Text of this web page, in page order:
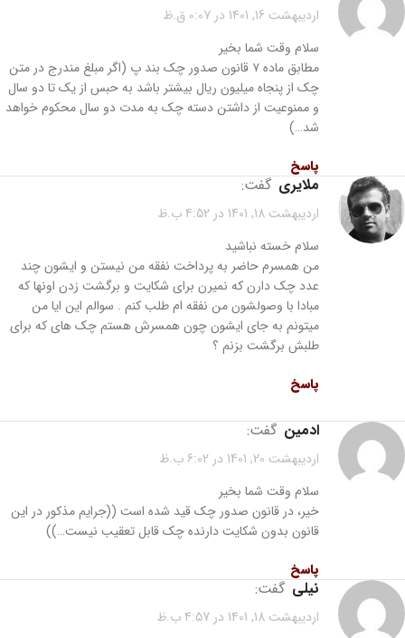
اردیبهشت 16, 1401 در 0:07 ق.ظ
سلام وقت شما بخیر
مطابق ماده ۷ قانون صدور چک بند پ (اگر مبلغ مندرج در متن
چک از پنجاه میلیون ریال بیشتر باشد به حبس از یک تا دو سال
و ممنوعیت از داشتن دسته چک به مدت دو سال محکوم خواهد
شد…)
پاسخ
ملایری گفت:
اردیبهشت 18, 1401 در 4:52 ب.ظ
سلام خسته نباشید
من همسرم حاضر به پرداخت نفقه من نیستن و ایشون چند
عدد چک دارن که نمیرن برای شکایت و برگشت زدن اونها که
مبادا با وصولشون من نفقه ام طلب کنم . سوالم این ایا من
میتونم به جای ایشون چون همسرش هستم چک های که برای
طلبش برگشت بزنم ؟
پاسخ
ادمین گفت:
اردیبهشت 20, 1401 در 6:02 ب.ظ
سلام وقت شما بخیر
خیر، در قانون صدور چک قید شده است ((جرایم مذکور در این
قانون بدون شکایت دارنده چک قابل تعقیب نیست…))
پاسخ
نیلی گفت:
اردیبهشت 18, 1401 در 4:57 ب.ظ